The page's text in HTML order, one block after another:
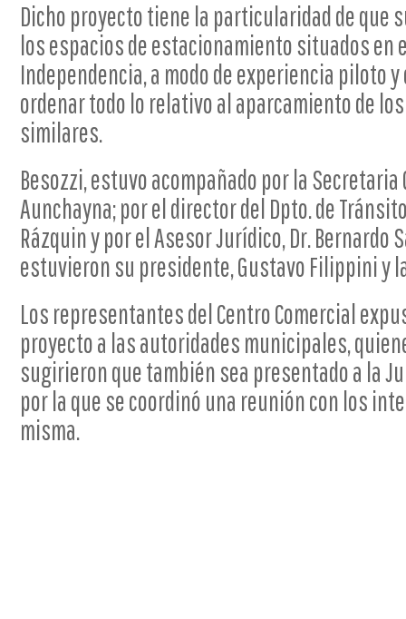
Dicho proyecto tiene la particularidad de que
los espacios de estacionamiento situados en
Independencia, a modo de experiencia piloto
ordenar todo lo relativo al aparcamiento de
similares.
Besozzi, estuvo acompañado por la Secretaria
Aunchayna; por el director del Dpto. de
Rázquin y por el Asesor Jurídico, Dr. Bernardo
estuvieron su presidente, Gustavo Filippini y
Los representantes del Centro Comercial
proyecto a las autoridades municipales,
sugirieron que también sea presentado a la
por la que se coordinó una reunión con los
misma.